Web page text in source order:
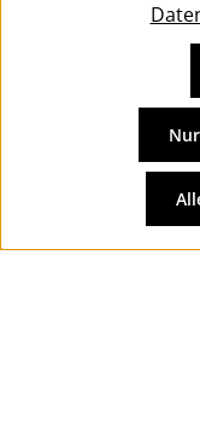
und ggf.